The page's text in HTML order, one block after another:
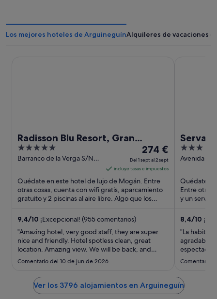
Los mejores hoteles de ArguineguínAlquileres de vacaciones
Radisson Blu Resort, Gran
Canaria
5
out
5
Barranco de la Verga S/N
El
precio
es
de
274 €
por
1
sept
al
274 €
Del 1 sept al 2 sept
incluye tasas e impuestos
Quédate en este hotel de lujo de Mogán. Entre
otras cosas, cuenta con wifi gratis, aparcamiento
gratuito y 2 piscinas al aire libre. Algo que los
9,4/10 ¡Excepcional! (955 comentarios)
"Amazing hotel, very good staff, they are super
nice and friendly. Hotel spotless clean, great
location. Amazing view. We will be back, and
breakfast with really a lot of choice's."
Comentario del 10 de jun de 2026
3
out
5
Avenida
Quédate
Entre otras
y un
8,4/10
"La
agradable
el precio,"
Comentario
Ver los 3796 alojamientos en Arguineguín